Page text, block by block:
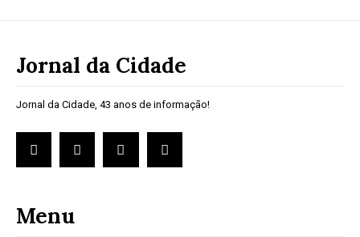
Jornal da Cidade
Jornal da Cidade, 43 anos de informação!
Menu